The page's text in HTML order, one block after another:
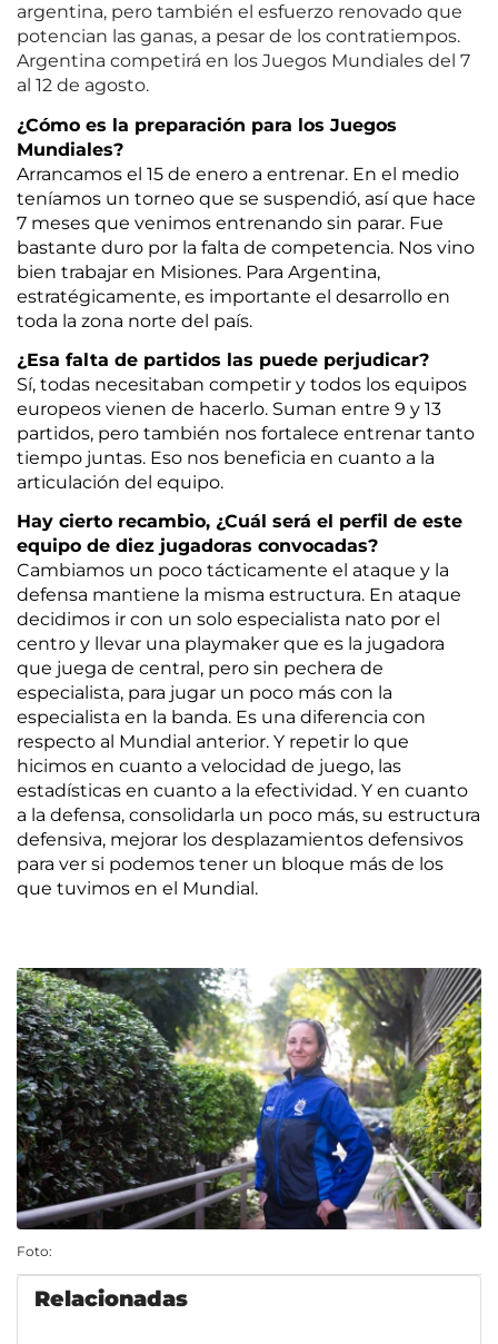
argentina, pero también el esfuerzo renovado que
potencian las ganas, a pesar de los contratiempos.
Argentina competirá en los Juegos Mundiales del 7
al 12 de agosto.
¿Cómo es la preparación para los Juegos
Mundiales?
Arrancamos el 15 de enero a entrenar. En el medio
teníamos un torneo que se suspendió, así que hace
7 meses que venimos entrenando sin parar. Fue
bastante duro por la falta de competencia. Nos vino
bien trabajar en Misiones. Para Argentina,
estratégicamente, es importante el desarrollo en
toda la zona norte del país.
¿Esa falta de partidos las puede perjudicar?
Sí, todas necesitaban competir y todos los equipos
europeos vienen de hacerlo. Suman entre 9 y 13
partidos, pero también nos fortalece entrenar tanto
tiempo juntas. Eso nos beneficia en cuanto a la
articulación del equipo.
Hay cierto recambio, ¿Cuál será el perfil de este
equipo de diez jugadoras convocadas?
Cambiamos un poco tácticamente el ataque y la
defensa mantiene la misma estructura. En ataque
decidimos ir con un solo especialista nato por el
centro y llevar una playmaker que es la jugadora
que juega de central, pero sin pechera de
especialista, para jugar un poco más con la
especialista en la banda. Es una diferencia con
respecto al Mundial anterior. Y repetir lo que
hicimos en cuanto a velocidad de juego, las
estadísticas en cuanto a la efectividad. Y en cuanto
a la defensa, consolidarla un poco más, su estructura
defensiva, mejorar los desplazamientos defensivos
para ver si podemos tener un bloque más de los
que tuvimos en el Mundial.
Foto:
Relacionadas